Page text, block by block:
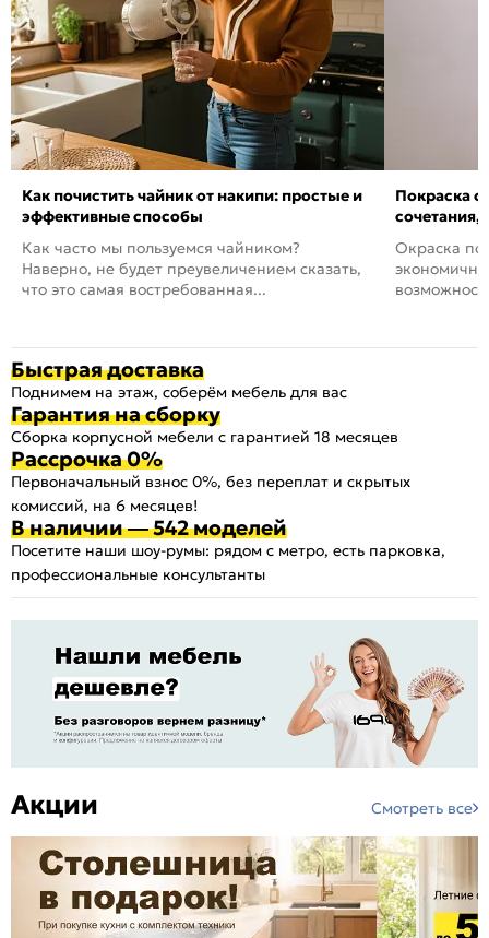
Как почистить чайник от накипи: простые и
эффективные способы
Как часто мы пользуемся чайником?
Наверно, не будет преувеличением сказать,
что это самая востребованная...
Покраска
сочетания,
Окраска
Быстрая доставка
Поднимем на этаж, соберём мебель для вас
Гарантия на сборку
Сборка корпусной мебели с гарантией 18 месяцев
Рассрочка 0%
Первоначальный взнос 0%, без переплат и скрытых
комиссий, на 6 месяцев!
В наличии — 542 моделей
Посетите наши шоу-румы: рядом с метро, есть парковка,
профессиональные консультанты
Акции Смотреть все